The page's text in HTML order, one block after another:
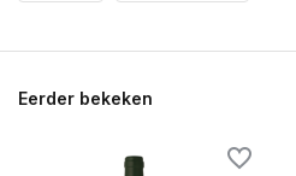
Eerder bekeken